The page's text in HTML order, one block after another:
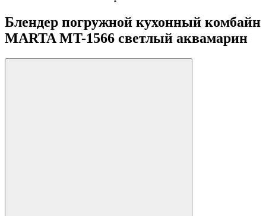
Блендер погружной кухонный комбайн
MARTA MT-1566 светлый аквамарин